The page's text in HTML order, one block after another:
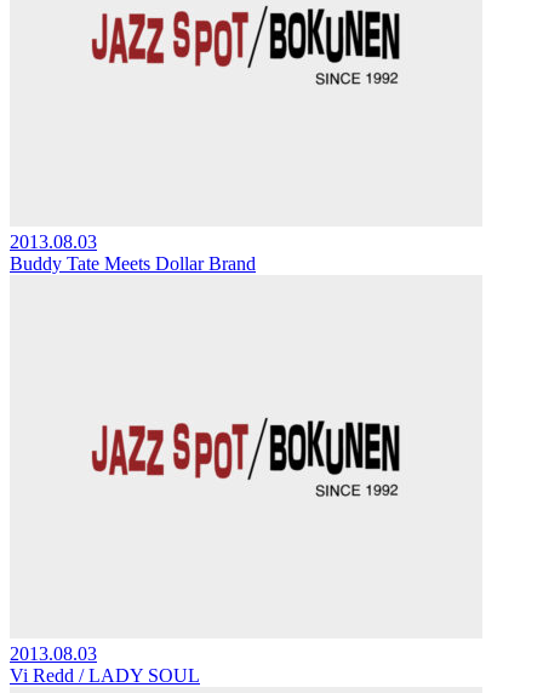
2013.08.03
Buddy Tate Meets Dollar Brand
2013.08.03
Vi Redd / LADY SOUL